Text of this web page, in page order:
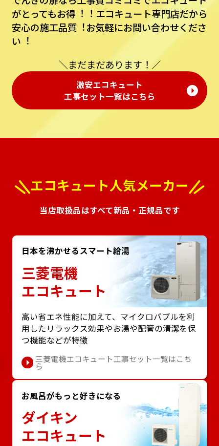
がとってもお得︕︕ エコキュート専⾨店だから
安⼼の施⼯品質︕お気軽にお問い合わせくださ
い︕
＼まだまだあります！／
激安エコキュート
⼯事セット⼀覧はこちら
エコキュート人気メーカー
当店取扱品はすべて新品・正規品です
日本を沸かせるスマート給湯
三菱電機
エコキュート
⾼い省エネ性能に加えて、マイクロバブルを利
⽤したリラックス効果やお湯や配管の清潔を保
つ機能などが特徴
三菱電機エコキュート工事セット一覧はこち
ら
お風呂がもっと好きになる
ダイキン
エコキュート